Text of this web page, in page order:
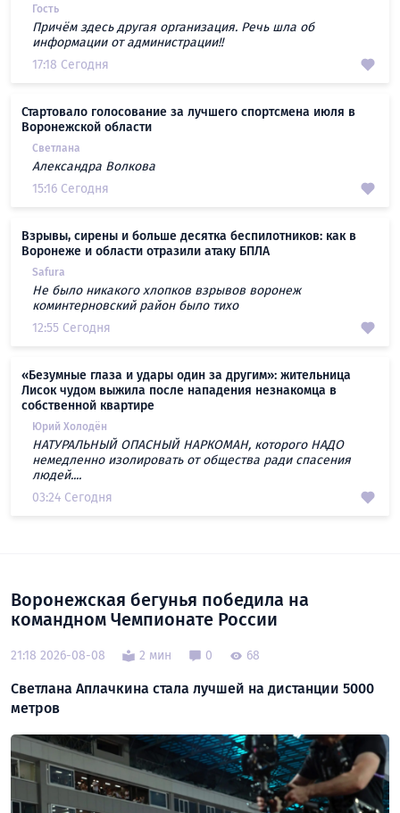
Гость
Причём здесь другая организация. Речь шла об
информации от администрации!!
17:18 Сегодня
Стартовало голосование за лучшего спортсмена июля в
Воронежской области
Светлана
Александра Волкова
15:16 Сегодня
Взрывы, сирены и больше десятка беспилотников: как в
Воронеже и области отразили атаку БПЛА
Safura
Не было никакого хлопков взрывов воронеж
коминтерновский район было тихо
12:55 Сегодня
«Безумные глаза и удары один за другим»: жительница
Лисок чудом выжила после нападения незнакомца в
собственной квартире
Юрий Холодён
НАТУРАЛЬНЫЙ ОПАСНЫЙ НАРКОМАН, которого НАДО
немедленно изолировать от общества ради спасения
людей....
03:24 Сегодня
Воронежская бегунья победила на
командном Чемпионате России
21:18 2026-08-08 2 мин 0 68
Светлана Аплачкина стала лучшей на дистанции 5000
метров